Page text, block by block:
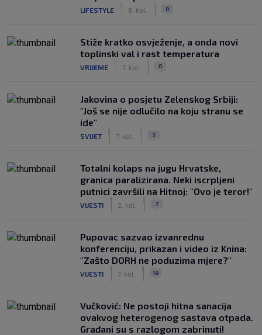
LIFESTYLE 6. kol. 0
Stiže kratko osvježenje, a onda novi
toplinski val i rast temperatura
VRIJEME 7. kol. 0
Jakovina o posjetu Zelenskog Srbiji:
"Još se nije odlučilo na koju stranu se
ide"
SVIJET 7. kol. 3
Totalni kolaps na jugu Hrvatske,
granica paralizirana. Neki iscrpljeni
putnici završili na Hitnoj: "Ovo je teror!"
VIJESTI 2. kol. 7
Pupovac sazvao izvanrednu
konferenciju, prikazan i video iz Knina:
"Zašto DORH ne poduzima mjere?"
VIJESTI 7. kol. 19
Vučković: Ne postoji hitna sanacija
ovakvog heterogenog sastava otpada.
Građani su s razlogom zabrinuti!